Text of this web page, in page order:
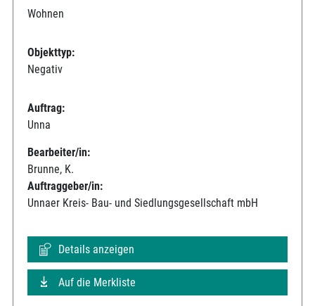
Wohnen
Objekttyp:
Negativ
Auftrag:
Unna
Bearbeiter/in:
Brunne, K.
Auftraggeber/in:
Unnaer Kreis- Bau- und Siedlungsgesellschaft mbH
Details anzeigen
Auf die Merkliste